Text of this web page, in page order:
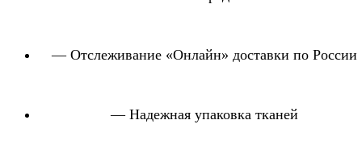
— Отслеживание «Онлайн» доставки по России
— Надежная упаковка тканей